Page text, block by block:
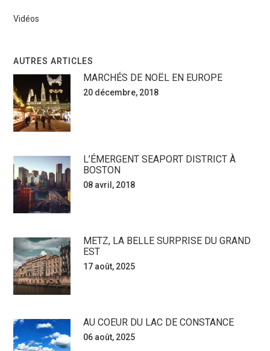
Vidéos
AUTRES ARTICLES
MARCHÉS DE NOËL EN EUROPE
20 décembre, 2018
L’ÉMERGENT SEAPORT DISTRICT À
BOSTON
08 avril, 2018
METZ, LA BELLE SURPRISE DU GRAND
EST
17 août, 2025
AU COEUR DU LAC DE CONSTANCE
06 août, 2025